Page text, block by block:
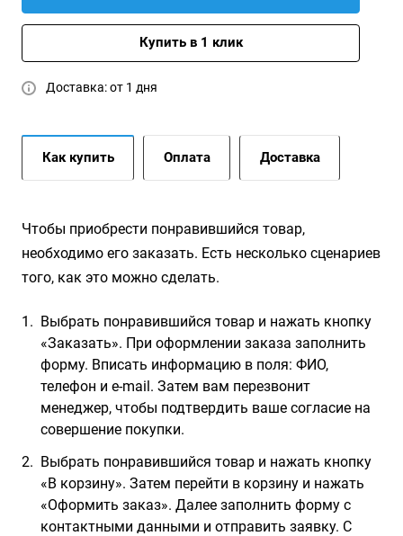
Купить в 1 клик
Доставка: от 1 дня
Как купить Оплата Доставка
Чтобы приобрести понравившийся товар,
необходимо его заказать. Есть несколько сценариев
того, как это можно сделать.
Выбрать понравившийся товар и нажать кнопку
«Заказать». При оформлении заказа заполнить
форму. Вписать информацию в поля: ФИО,
телефон и e-mail. Затем вам перезвонит
менеджер, чтобы подтвердить ваше согласие на
совершение покупки.
Выбрать понравившийся товар и нажать кнопку
«В корзину». Затем перейти в корзину и нажать
«Оформить заказ». Далее заполнить форму с
контактными данными и отправить заявку. С